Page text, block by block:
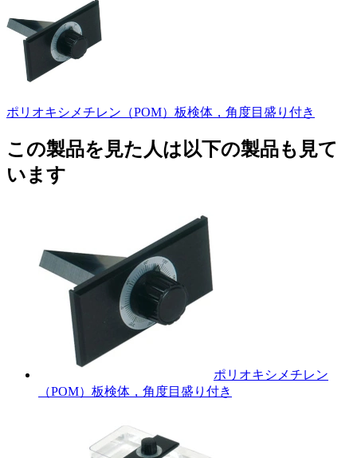
ポリオキシメチレン（POM）板検体，角度目盛り付き
この製品を見た人は以下の製品も見て
います
ポリオキシメチレン
（POM）板検体，角度目盛り付き